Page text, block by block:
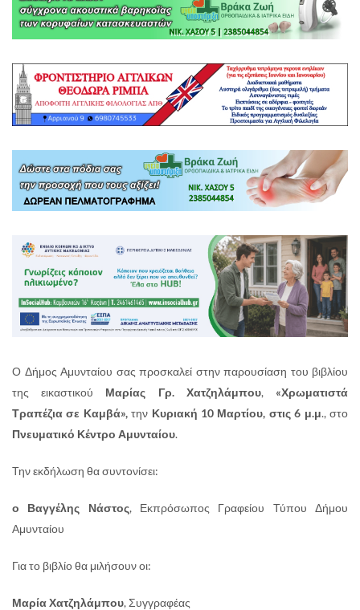
Ο Δήμος Αμυνταίου σας προσκαλεί στην παρουσίαση του βιβλίου
της εικαστικού Μαρίας Γρ. Χατζηλάμπου, «Χρωματιστά
Τραπέζια σε Καμβά»,την Κυριακή 10 Μαρτίου, στις 6 μ.μ., στο
Πνευματικό Κέντρο Αμυνταίου.
Την εκδήλωση θα συντονίσει:
ο Βαγγέλης Νάστος, Εκπρόσωπος Γραφείου Τύπου Δήμου
Αμυνταίου
Για το βιβλίο θα μιλήσουν οι:
Μαρία Χατζηλάμπου, Συγγραφέας